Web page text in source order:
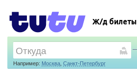
Ж/д билеты
Например: Москва, Санкт-Петербург